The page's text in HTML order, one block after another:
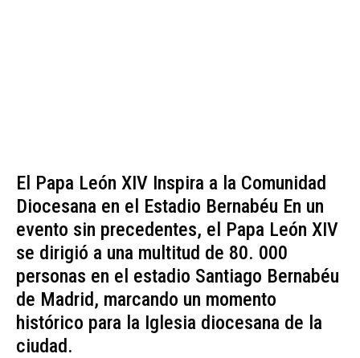
El Papa León XIV Inspira a la Comunidad
Diocesana en el Estadio Bernabéu En un
evento sin precedentes, el Papa León XIV
se dirigió a una multitud de 80. 000
personas en el estadio Santiago Bernabéu
de Madrid, marcando un momento
histórico para la Iglesia diocesana de la
ciudad.